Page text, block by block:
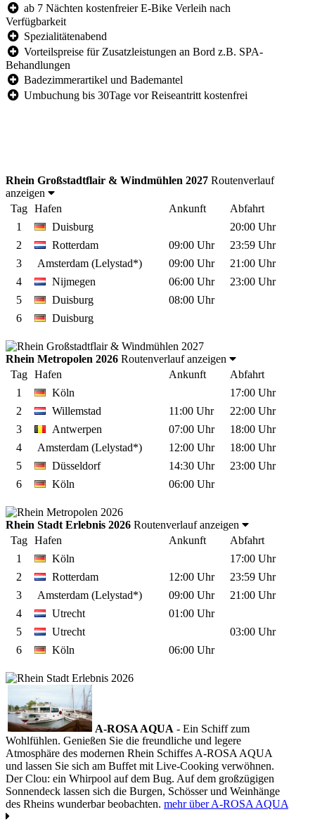
ab 7 Nächten kostenfreier E-Bike Verleih nach
Verfügbarkeit
Spezialitätenabend
Vorteilspreise für Zusatzleistungen an Bord z.B. SPA-
Behandlungen
Badezimmerartikel und Bademantel
Umbuchung bis 30Tage vor Reiseantritt kostenfrei
Rhein Großstadtflair & Windmühlen 2027 Routenverlauf
anzeigen
Tag
Hafen Ankunft
Abfahrt
1
Duisburg
20:00 Uhr
2
Rotterdam 09:00 Uhr
23:59 Uhr
3
Amsterdam (Lelystad*) 09:00 Uhr
21:00 Uhr
4
Nijmegen 06:00 Uhr
23:00 Uhr
5
Duisburg
08:00 Uhr
6
Duisburg
Rhein Metropolen 2026 Routenverlauf anzeigen
Tag
Hafen Ankunft
Abfahrt
1
Köln
17:00 Uhr
2
Willemstad 11:00 Uhr
22:00 Uhr
3
Antwerpen 07:00 Uhr
18:00 Uhr
4
Amsterdam (Lelystad*) 12:00 Uhr
18:00 Uhr
5
Düsseldorf 14:30 Uhr
23:00 Uhr
6
Köln 06:00 Uhr
Rhein Stadt Erlebnis 2026 Routenverlauf anzeigen
Tag
Hafen Ankunft
Abfahrt
1
Köln
17:00 Uhr
2
Rotterdam 12:00 Uhr
23:59 Uhr
3
Amsterdam (Lelystad*) 09:00 Uhr
21:00 Uhr
4
Utrecht
01:00 Uhr
5
Utrecht
03:00 Uhr
6
Köln 06:00 Uhr
A-ROSA AQUA - Ein Schiff zum
Wohlfühlen. Genießen Sie die freundliche und legere
Atmosphäre des modernen Rhein Schiffes A-ROSA AQUA
und lassen Sie sich am Buffet mit Live-Cooking verwöhnen.
Der Clou: ein Whirpool auf dem Bug. Auf dem großzügigen
Sonnendeck lassen sich die Burgen, Schösser und Weinhänge
des Rheins wunderbar beobachten. mehr über A-ROSA AQUA